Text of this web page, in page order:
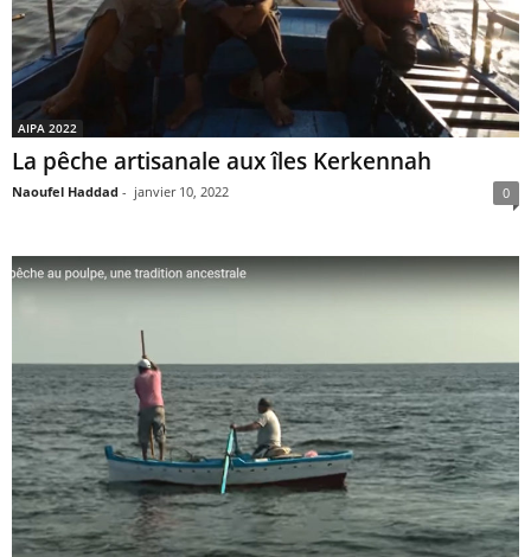
AIPA 2022
La pêche artisanale aux îles Kerkennah
Naoufel Haddad - janvier 10, 2022 0